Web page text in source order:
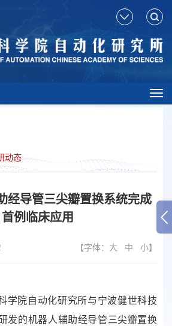
动态
经导管三尖瓣置换系统完成
首例临床应用
【字体： 大 中 小】
学院自动化研究所与宁波健世科技
发的机器人辅助经导管三尖瓣置换